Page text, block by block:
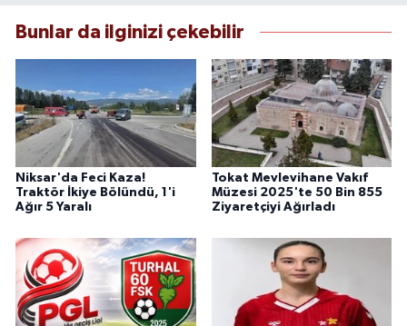
Bunlar da ilginizi çekebilir
Niksar'da Feci Kaza!
Traktör İkiye Bölündü, 1'i
Ağır 5 Yaralı
Tokat Mevlevihane Vakıf
Müzesi 2025'te 50 Bin 855
Ziyaretçiyi Ağırladı